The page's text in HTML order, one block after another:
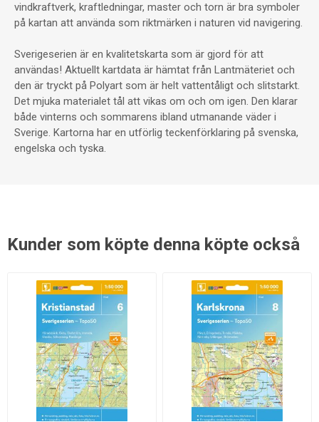
vindkraftverk, kraftledningar, master och torn är bra symboler
på kartan att använda som riktmärken i naturen vid navigering.
Sverigeserien är en kvalitetskarta som är gjord för att
användas! Aktuellt kartdata är hämtat från Lantmäteriet och
den är tryckt på Polyart som är helt vattentåligt och slitstarkt.
Det mjuka materialet tål att vikas om och om igen. Den klarar
både vinterns och sommarens ibland utmanande väder i
Sverige. Kartorna har en utförlig teckenförklaring på svenska,
engelska och tyska.
Kunder som köpte denna köpte också